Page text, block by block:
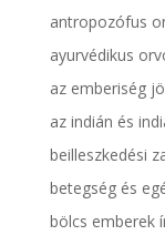
antropozófus
ayurvédikus
az emberiség
az indián és
beilleszkedési
betegség és
bölcs emberek